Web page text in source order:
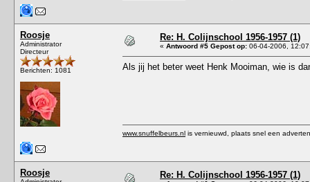
Roosje
Administrator
Directeur
Berichten: 1081
Re: H. Colijnschool 1956-1957 (1)
« Antwoord #5 Gepost op: 06-04-2006,
Als jij het beter weet Henk Mooiman, wie is
www.snuffelbeurs.nl is vernieuwd, plaats snel een
Roosje Re: H. Colijnschool 1956-1957 (1)